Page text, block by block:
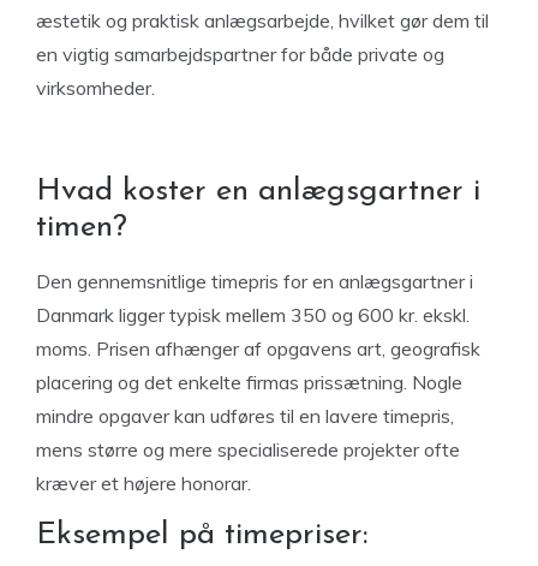
æstetik og praktisk anlægsarbejde, hvilket gør dem til
en vigtig samarbejdspartner for både private og
virksomheder.
Hvad koster en anlægsgartner i
timen?
Den gennemsnitlige timepris for en anlægsgartner i
Danmark ligger typisk mellem 350 og 600 kr. ekskl.
moms. Prisen afhænger af opgavens art, geografisk
placering og det enkelte firmas prissætning. Nogle
mindre opgaver kan udføres til en lavere timepris,
mens større og mere specialiserede projekter ofte
kræver et højere honorar.
Eksempel på timepriser: